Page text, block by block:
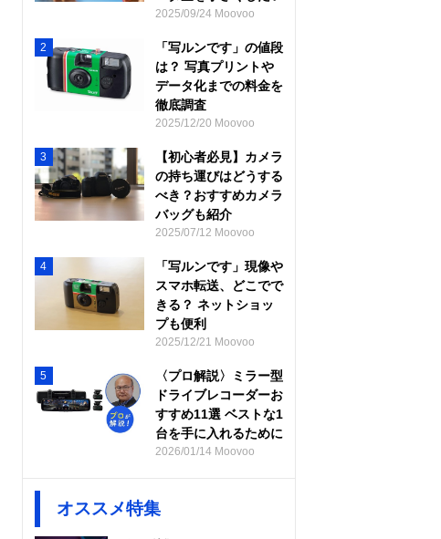
2025/09/24 Moovoo
2
「写ルンです」の値段
は？ 写真プリントや
データ化までの料金を
徹底調査
2025/12/20 Moovoo
3
【初心者必見】カメラ
の持ち運びはどうする
べき？おすすめカメラ
バッグも紹介
2025/07/12 Moovoo
4
「写ルンです」現像や
スマホ転送、どこでで
きる？ ネットショッ
プも便利
2025/12/21 Moovoo
5
〈プロ解説〉ミラー型
ドライブレコーダーお
すすめ11選 ベストな1
台を手に入れるために
2026/01/14 Moovoo
オススメ特集